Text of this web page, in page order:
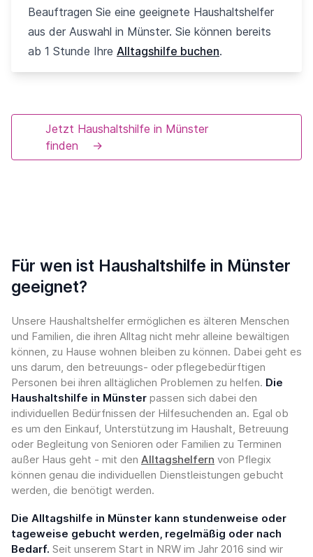
Beauftragen Sie eine geeignete Haushaltshelfer
aus der Auswahl in Münster. Sie können bereits
ab 1 Stunde Ihre Alltagshilfe buchen.
Jetzt Haushaltshilfe in Münster
finden
→
Für wen ist Haushaltshilfe in Münster
geeignet?
Unsere Haushaltshelfer ermöglichen es älteren Menschen
und Familien, die ihren Alltag nicht mehr alleine bewältigen
können, zu Hause wohnen bleiben zu können. Dabei geht es
uns darum, den betreuungs- oder pflegebedürftigen
Personen bei ihren alltäglichen Problemen zu helfen. Die
Haushaltshilfe in Münster passen sich dabei den
individuellen Bedürfnissen der Hilfesuchenden an. Egal ob
es um den Einkauf, Unterstützung im Haushalt, Betreuung
oder Begleitung von Senioren oder Familien zu Terminen
außer Haus geht - mit den Alltagshelfern von Pflegix
können genau die individuellen Dienstleistungen gebucht
werden, die benötigt werden.
Die Alltagshilfe in Münster kann stundenweise oder
tageweise gebucht werden, regelmäßig oder nach
Bedarf. Seit unserem Start in NRW im Jahr 2016 sind wir